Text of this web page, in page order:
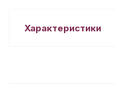
Характеристики